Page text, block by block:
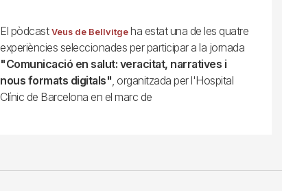
El pòdcast Veus de Bellvitgeha estat una de les quatre
experiències seleccionades per participar a la jornada
"Comunicació en salut: veracitat, narratives i
nous formats digitals", organitzada per l'Hospital
Clínic de Barcelona en el marc de